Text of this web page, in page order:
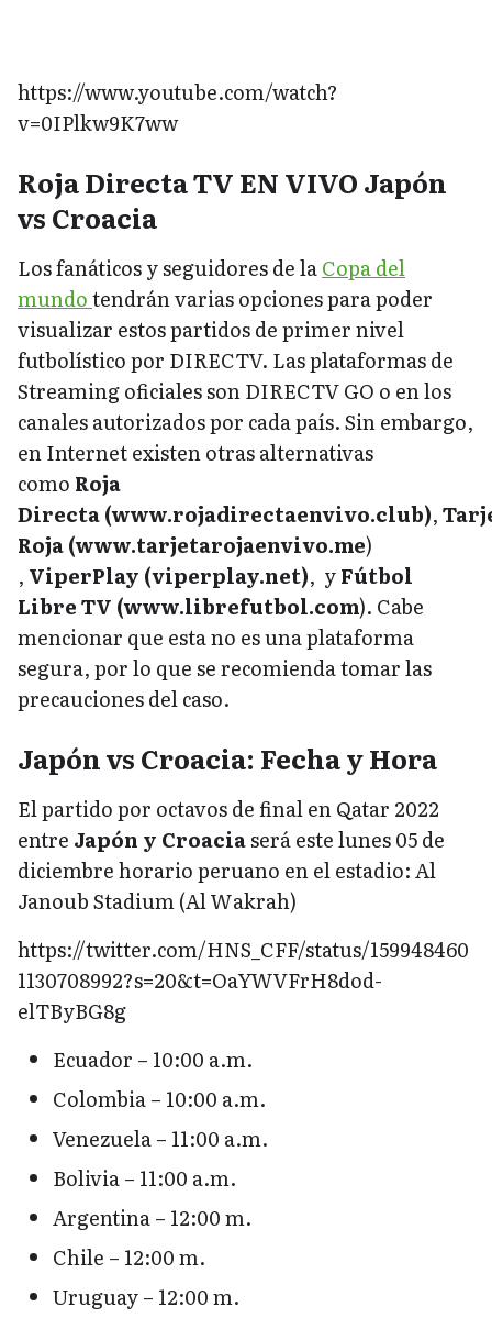
https://www.youtube.com/watch?
v=0IPlkw9K7ww
Roja Directa TV EN VIVO Japón
vs Croacia
Los fanáticos y seguidores de laCopa del
mundotendrán varias opciones para poder
visualizar estos partidos de primer nivel
futbolístico por DIRECTV. Las plataformas de
Streaming oficiales son DIRECTV GO o en los
canales autorizados por cada país. Sin embargo,
en Internet existen otras alternativas
como Roja
Directa (www.rojadirectaenvivo.club),
Roja(www.tarjetarojaenvivo.me)
, ViperPlay (viperplay.net), yFútbol
Libre TV (www.librefutbol.com). Cabe
mencionar que esta no es una plataforma
segura, por lo que se recomienda tomar las
precauciones del caso.
Japón vs Croacia: Fecha y Hora
El partido por octavos de final en Qatar 2022
entre Japón y Croaciaserá este lunes 05 de
diciembre horario peruano en el estadio: Al
Janoub Stadium (Al Wakrah)
https://twitter.com/HNS_CFF/status/159948460
1130708992?s=20&t=OaYWVFrH8dod-
elTByBG8g
Ecuador – 10:00 a.m.
Colombia – 10:00 a.m.
Venezuela – 11:00 a.m.
Bolivia – 11:00 a.m.
Argentina – 12:00 m.
Chile – 12:00 m.
Uruguay – 12:00 m.